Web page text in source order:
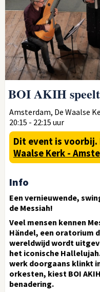
BOI AKIH
Amsterdam, De Waalse
20:15 - 22:15 uur
Dit event is voorbij.
Waalse Kerk -
Info
Een vernieuwende,
de Messiah!
Veel mensen kennen
Händel, een oratorium
wereldwijd wordt
het iconische
werk doorgaans klinkt
orkesten, kiest BOI
benadering.